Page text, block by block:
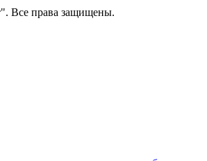
Все права защищены.